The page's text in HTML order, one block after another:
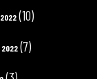
2022 (10)
2022 (7)